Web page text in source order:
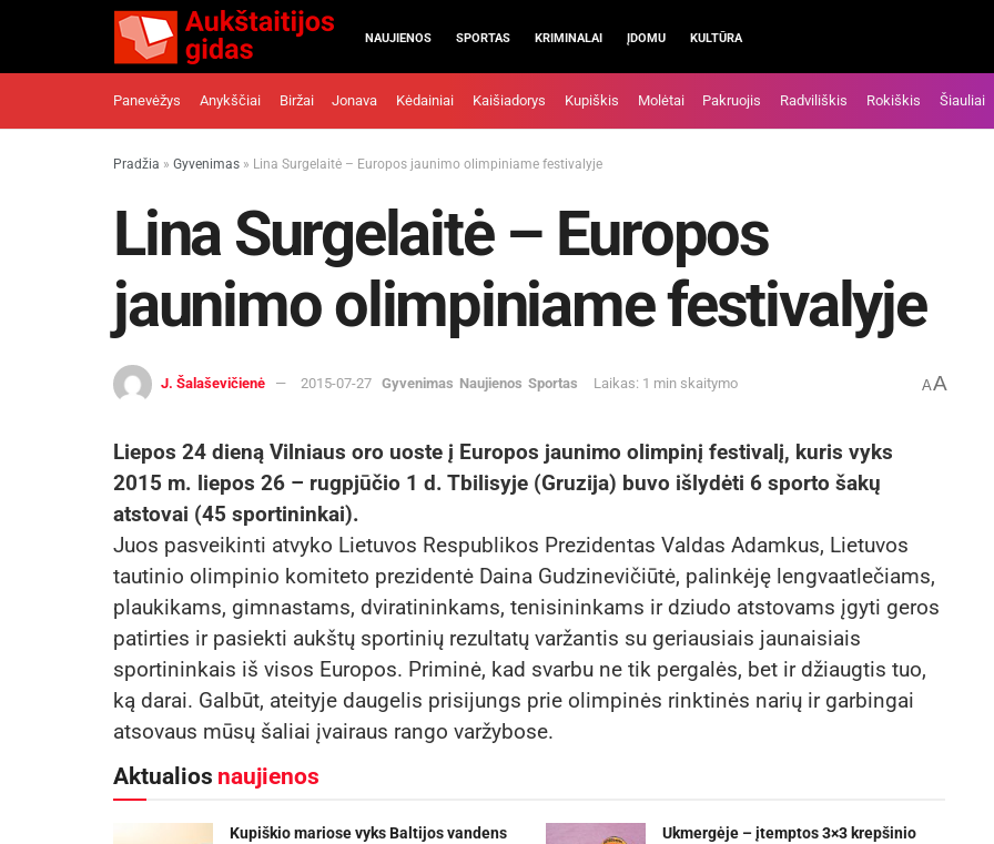
NAUJIENOS SPORTAS KRIMINALAI ĮDOMU KULTŪRA
Panevėžys Anykščiai Biržai Jonava Kėdainiai Kaišiadorys Kupiškis Molėtai Pakruojis Radviliškis Rokiškis Šiauliai
Pradžia » Gyvenimas » Lina Surgelaitė – Europos jaunimo olimpiniame festivalyje
Lina Surgelaitė – Europos
jaunimo olimpiniame festivalyje
J. Šalaševičienė 2015-07-27 Gyvenimas Naujienos Sportas Laikas: 1 min skaitymo AA
Liepos 24 dieną Vilniaus oro uoste į Europos jaunimo olimpinį festivalį, kuris vyks
2015 m. liepos 26 – rugpjūčio 1 d. Tbilisyje (Gruzija) buvo išlydėti 6 sporto šakų
atstovai (45 sportininkai).
Juos pasveikinti atvyko Lietuvos Respublikos Prezidentas Valdas Adamkus, Lietuvos
tautinio olimpinio komiteto prezidentė Daina Gudzinevičiūtė, palinkėję lengvaatlečiams,
plaukikams, gimnastams, dviratininkams, tenisininkams ir dziudo atstovams įgyti geros
patirties ir pasiekti aukštų sportinių rezultatų varžantis su geriausiais jaunaisiais
sportininkais iš visos Europos. Priminė, kad svarbu ne tik pergalės, bet ir džiaugtis tuo,
ką darai. Galbūt, ateityje daugelis prisijungs prie olimpinės rinktinės narių ir garbingai
atsovaus mūsų šaliai įvairaus rango varžybose.
Aktualios naujienos
Kupiškio mariose vyks Baltijos vandens
Ukmergėje – įtemptos 3×3 krepšinio